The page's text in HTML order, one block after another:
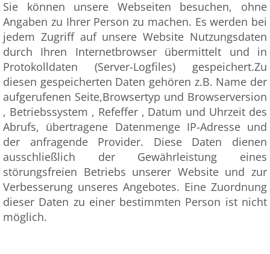
Sie können unsere Webseiten besuchen, ohne
Angaben zu Ihrer Person zu machen. Es werden bei
jedem Zugriff auf unsere Website Nutzungsdaten
durch Ihren Internetbrowser übermittelt und in
Protokolldaten (Server-Logfiles) gespeichert.Zu
diesen gespeicherten Daten gehören z.B. Name der
aufgerufenen Seite,Browsertyp und Browserversion
, Betriebssystem , Refeffer , Datum und Uhrzeit des
Abrufs, übertragene Datenmenge IP-Adresse und
der anfragende Provider. Diese Daten dienen
ausschließlich der Gewährleistung eines
störungsfreien Betriebs unserer Website und zur
Verbesserung unseres Angebotes. Eine Zuordnung
dieser Daten zu einer bestimmten Person ist nicht
möglich.